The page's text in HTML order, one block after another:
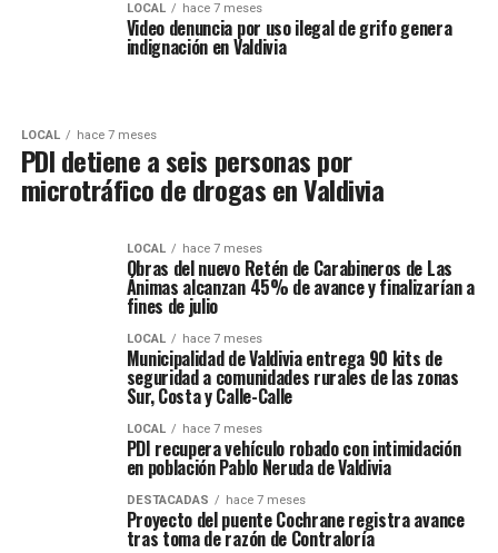
LOCAL hace 7 meses
Video denuncia por uso ilegal de grifo genera
indignación en Valdivia
LOCAL hace 7 meses
PDI detiene a seis personas por
microtráfico de drogas en Valdivia
LOCAL hace 7 meses
Obras del nuevo Retén de Carabineros de Las
Ánimas alcanzan 45% de avance y finalizarían a
fines de julio
LOCAL hace 7 meses
Municipalidad de Valdivia entrega 90 kits de
seguridad a comunidades rurales de las zonas
Sur, Costa y Calle-Calle
LOCAL hace 7 meses
PDI recupera vehículo robado con intimidación
en población Pablo Neruda de Valdivia
DESTACADAS hace 7 meses
Proyecto del puente Cochrane registra avance
tras toma de razón de Contraloría